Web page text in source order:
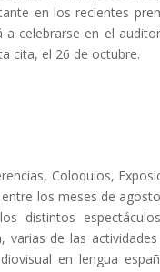
en los recientes
a celebrarse en el
cita, el 26 de octubre.
Coloquios,
los meses de
distintos
de las
en lengua